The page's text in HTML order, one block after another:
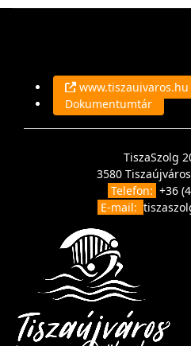
www.tiszaujvaros.hu
Dokumentumtár
TiszaSzolg
3580
Telefon: +36
E-mail: